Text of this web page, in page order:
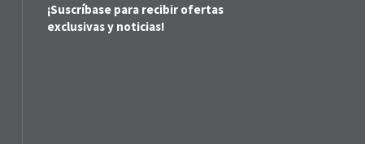
¡Suscríbase para recibir ofertas
exclusivas y noticias!